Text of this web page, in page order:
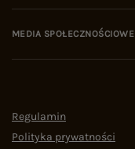
MEDIA SPOŁECZNOŚCIOWE
Regulamin
Polityka prywatności